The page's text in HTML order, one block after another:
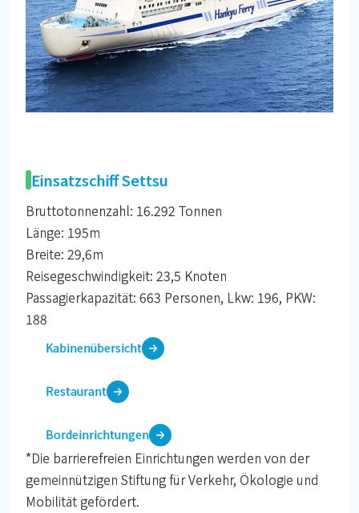
Einsatzschiff Settsu
Bruttotonnenzahl: 16.292 Tonnen
Länge: 195m
Breite: 29,6m
Reisegeschwindigkeit: 23,5 Knoten
Passagierkapazität: 663 Personen, Lkw: 196, PKW:
188
Kabinenübersicht
Restaurant
Bordeinrichtungen
*Die barrierefreien Einrichtungen werden von der
gemeinnützigen Stiftung für Verkehr, Ökologie und
Mobilität gefördert.